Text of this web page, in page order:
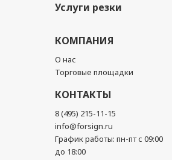
Услуги резки
КОМПАНИЯ
О нас
Торговые площадки
КОНТАКТЫ
8 (495) 215-11-15
info@forsign.ru
График работы: пн-пт с 09:00
до 18:00